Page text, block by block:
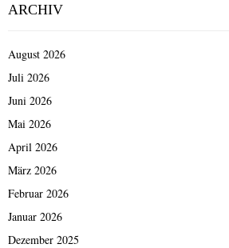
ARCHIV
August 2026
Juli 2026
Juni 2026
Mai 2026
April 2026
März 2026
Februar 2026
Januar 2026
Dezember 2025